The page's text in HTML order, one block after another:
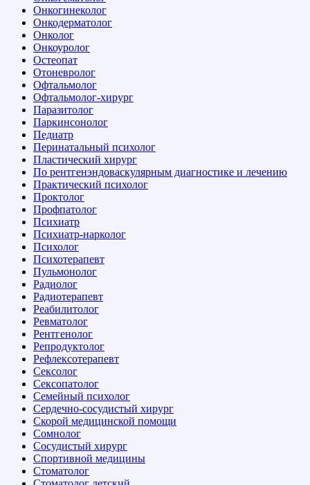
Онкогинеколог
Онкодерматолог
Онколог
Онкоуролог
Остеопат
Отоневролог
Офтальмолог
Офтальмолог-хирург
Паразитолог
Паркинсонолог
Педиатр
Перинатальный психолог
Пластический хирург
По рентгенэндоваскулярным диагностике и лечению
Практический психолог
Проктолог
Профпатолог
Психиатр
Психиатр-нарколог
Психолог
Психотерапевт
Пульмонолог
Радиолог
Радиотерапевт
Реабилитолог
Ревматолог
Рентгенолог
Репродуктолог
Рефлексотерапевт
Сексолог
Сексопатолог
Семейный психолог
Сердечно-сосудистый хирург
Скорой медицинской помощи
Сомнолог
Сосудистый хирург
Спортивной медицины
Стоматолог